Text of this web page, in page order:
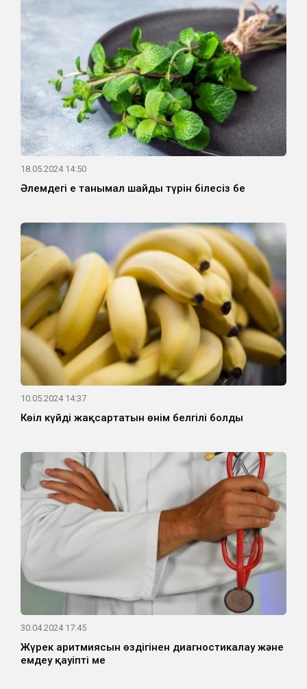
18.05.2024 14:50
Әлемдегі ең танымал шайдың түрін білесіз бе
10.05.2024 14:37
Көңіл күйді жақсартатын өнім белгілі болды
30.04.2024 17:45
Жүрек аритмиясын өздігінен диагностикалау және
емдеу қауіпті ме